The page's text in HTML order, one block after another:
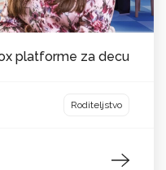
platforme za decu
Roditeljstvo